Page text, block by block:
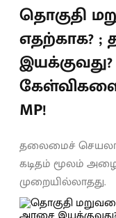
தொகுதி
எதற்காக?
MP!
தலைமைச்
கடிதம் மூலம்
முறையில்லாதது.